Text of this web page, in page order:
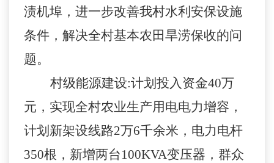
渍机埠，进一步改善我村水利安保设施
条件，解决全村基本农田旱涝保收的问
题。
村级能源建设:计划投入资金40万
元，实现全村农业生产用电电力增容，
计划新架设线路2万6千余米，电力电杆
350根，新增两台100KVA变压器，群众